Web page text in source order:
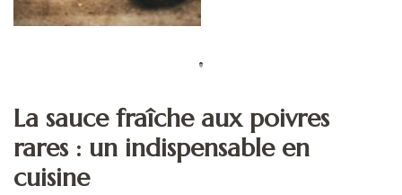
La sauce fraîche aux poivres
rares : un indispensable en
cuisine